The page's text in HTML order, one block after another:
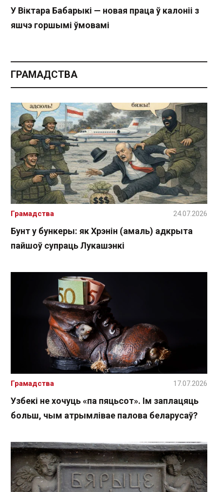
У Віктара Бабарыкі — новая праца ў калоніі з
яшчэ горшымі ўмовамі
ГРАМАДСТВА
Бунт у бункеры: як Хрэнін (амаль) адкрыта
пайшоў супраць Лукашэнкі
Грамадства 24.07.2026
Узбекі не хочуць «па пяцьсот». Ім заплацяць
больш, чым атрымлівае палова беларусаў?
Грамадства 17.07.2026